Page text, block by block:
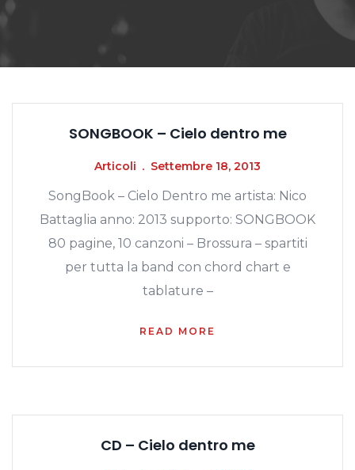
SONGBOOK – Cielo dentro me
Articoli Settembre 18, 2013
SongBook – Cielo Dentro me artista: Nico
Battaglia anno: 2013 supporto: SONGBOOK
80 pagine, 10 canzoni – Brossura – spartiti
per tutta la band con chord chart e
tablature –
READ MORE
CD – Cielo dentro me